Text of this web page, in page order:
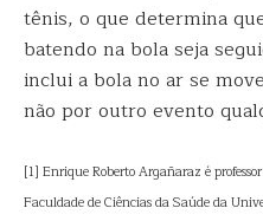
tênis, o que determina
batendo na bola seja
inclui a bola no ar se
não por outro evento
[1] Enrique Roberto Argañaraz é
Faculdade de Ciências da Saúde da